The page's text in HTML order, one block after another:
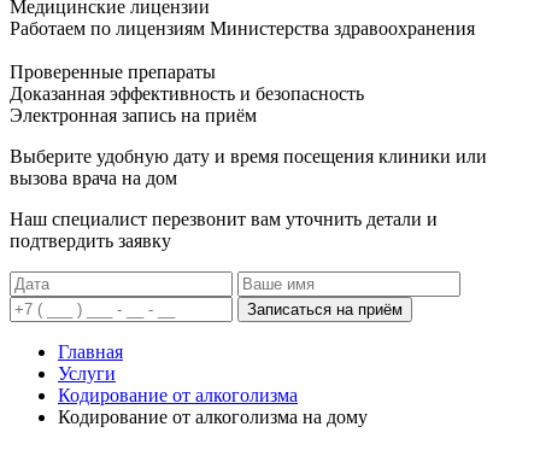
Медицинские лицензии
Работаем по лицензиям Министерства здравоохранения
Проверенные препараты
Доказанная эффективность и безопасность
Электронная запись на приём
Выберите удобную дату и время посещения клиники или
вызова врача на дом
Наш специалист перезвонит вам уточнить детали и
подтвердить заявку
Записаться на приём
Главная
Услуги
Кодирование от алкоголизма
Кодирование от алкоголизма на дому